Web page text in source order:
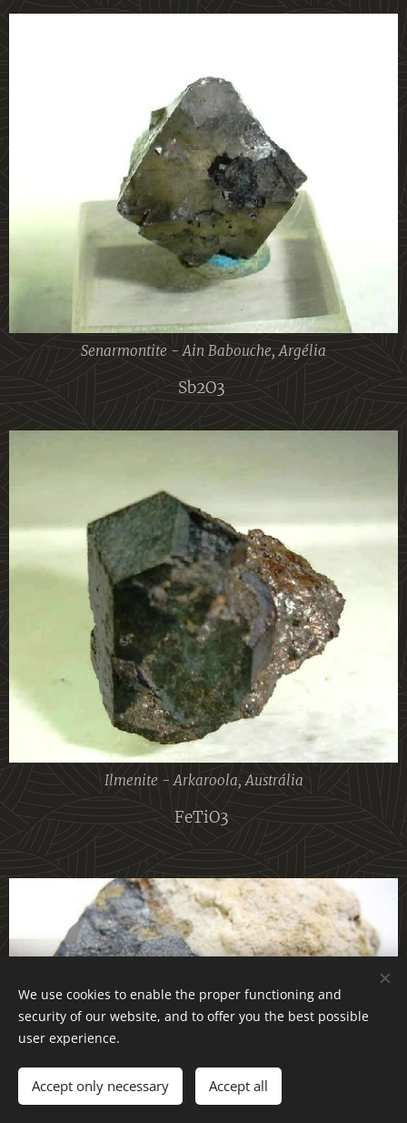
Senarmontite - Ain Babouche, Argélia
Sb2O3
Ilmenite - Arkaroola, Austrália
FeTiO3
We use cookies to enable the proper functioning and
security of our website, and to offer you the best possible
user experience.
Accept only necessary Accept all